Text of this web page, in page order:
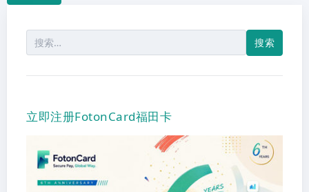
索：
立即注册FotonCard福田卡